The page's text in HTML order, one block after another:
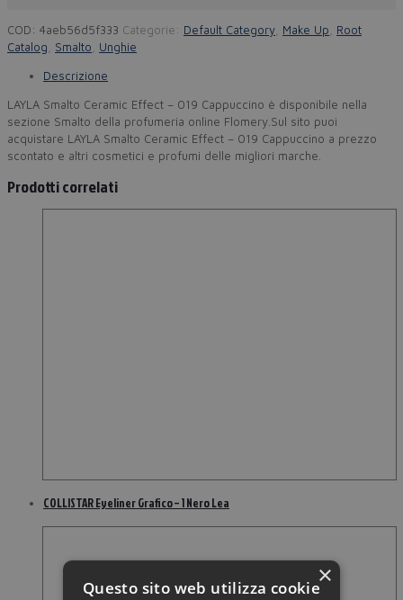
COD: 4aeb56d5f333 Categorie: Default Category Make Up
Root
Catalog
Smalto
Unghie
Descrizione
LAYLA Smalto Ceramic Effect – 019 Cappuccino è disponibile nella
sezione Smalto della profumeria online Flomery.Sul sito puoi
acquistare LAYLA Smalto Ceramic Effect – 019 Cappuccino a prezzo
scontato e altri cosmetici e profumi delle migliori marche.
Prodotti correlati
COLLISTAR Eyeliner Grafico – 1 Nero Lea
×
Questo sito web utilizza cookie